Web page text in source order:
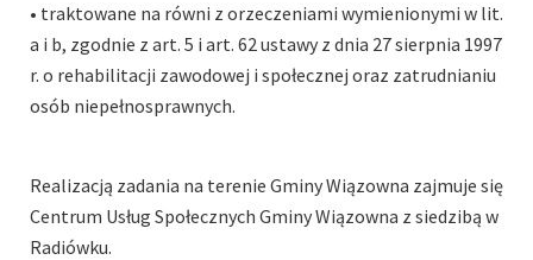
• traktowane na równi z orzeczeniami wymienionymi w lit.
a i b, zgodnie z art. 5 i art. 62 ustawy z dnia 27 sierpnia 1997
r. o rehabilitacji zawodowej i społecznej oraz zatrudnianiu
osób niepełnosprawnych.
Realizacją zadania na terenie Gminy Wiązowna zajmuje się
Centrum Usług Społecznych Gminy Wiązowna z siedzibą w
Radiówku.